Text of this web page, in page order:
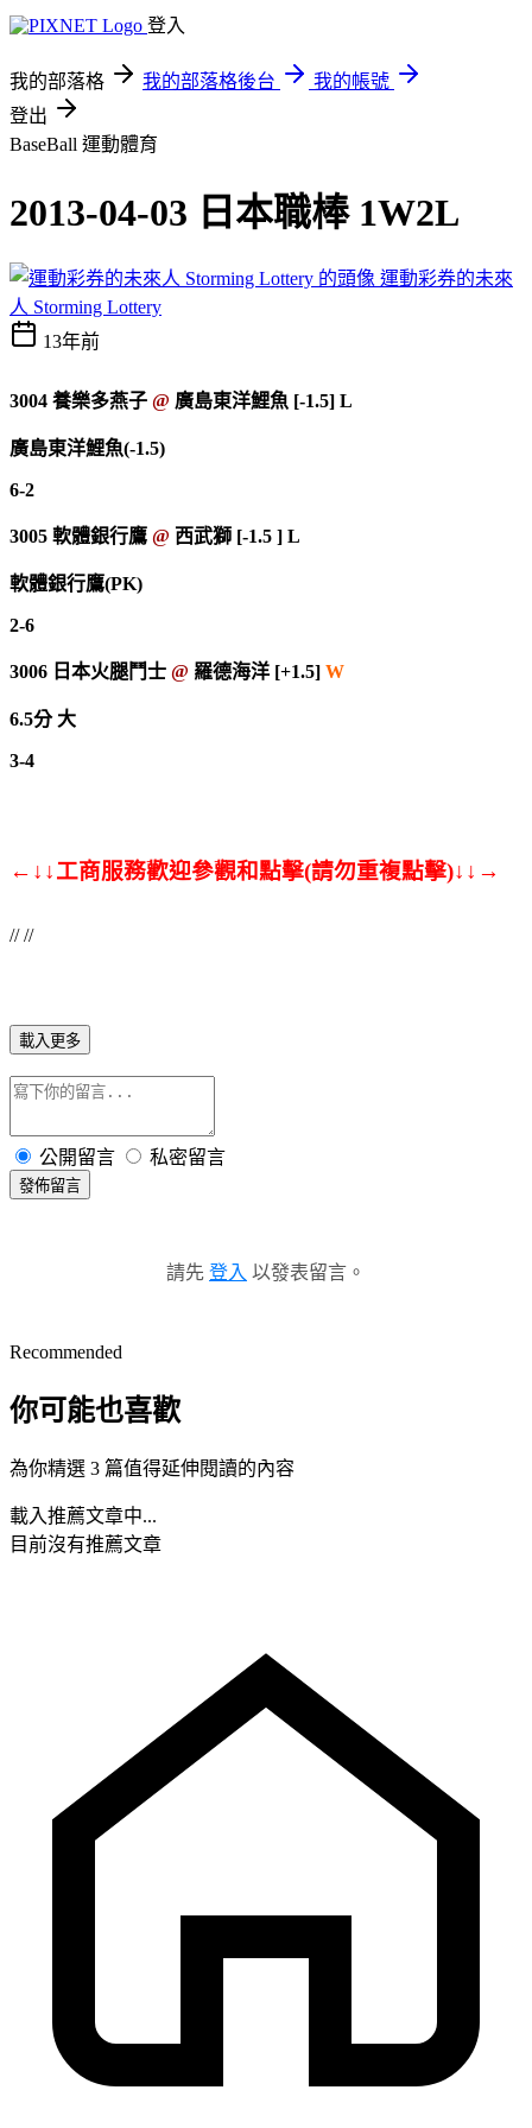
登入
我的部落格 我的部落格後台
我的帳號
登出
BaseBall 運動體育
2013-04-03 日本職棒 1W2L
運動彩券的未來
人 Storming Lottery
13年前
3004 養樂多燕子 @ 廣島東洋鯉魚 [-1.5] L
廣島東洋鯉魚(-1.5)
6-2
3005 軟體銀行鷹 @ 西武獅 [-1.5 ] L
軟體銀行鷹(PK)
2-6
3006 日本火腿鬥士 @ 羅德海洋 [+1.5] W
6.5分大
3-4
←↓↓工商服務歡迎參觀和點擊(請勿重複點擊)↓↓→
// //
載入更多
公開留言 私密留言
發佈留言
請先 登入 以發表留言。
Recommended
你可能也喜歡
為你精選 3 篇值得延伸閱讀的內容
載入推薦文章中...
目前沒有推薦文章